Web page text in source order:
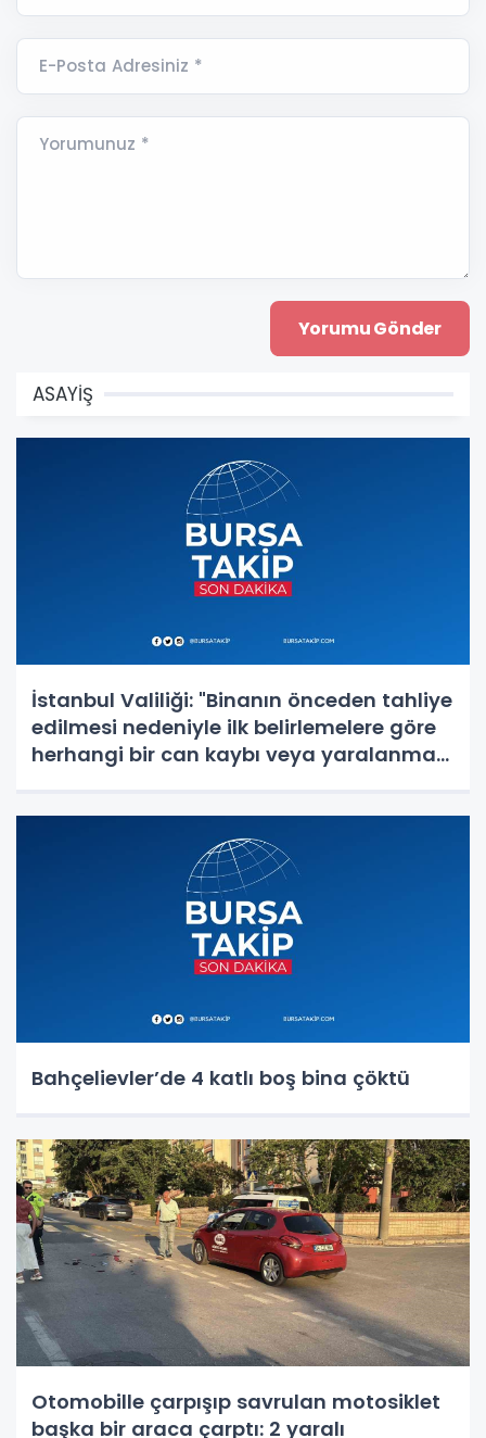
E-Posta Adresiniz *
Yorumunuz *
ASAYİŞ
İstanbul Valiliği: "Binanın önceden tahliye
edilmesi nedeniyle ilk belirlemelere göre
herhangi bir can kaybı veya yaralanma
Bahçelievler’de 4 katlı boş bina çöktü
Otomobille çarpışıp savrulan motosiklet
başka bir araca çarptı: 2 yaralı